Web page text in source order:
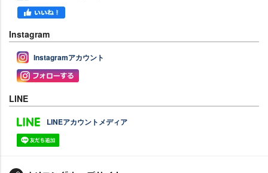
Instagram
Instagramアカウント
LINE
LINEアカウントメディア